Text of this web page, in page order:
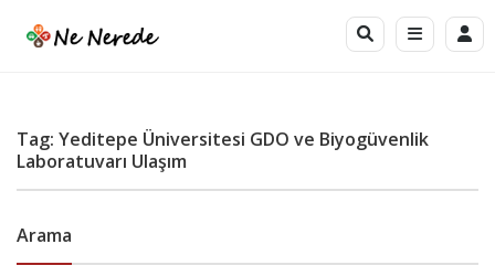
Tag: Yeditepe Üniversitesi GDO ve Biyogüvenlik
Laboratuvarı Ulaşım
Arama